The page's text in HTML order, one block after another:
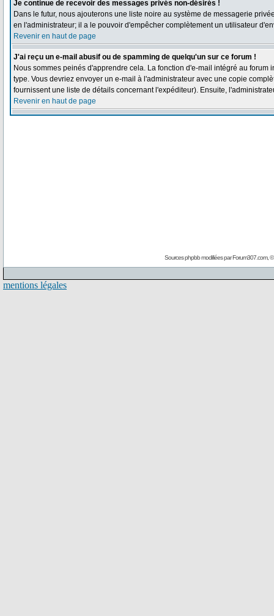
Je continue de recevoir des messages privés non-désirés !
Dans le futur, nous ajouterons une liste noire au système de messagerie
en l'administrateur; il a le pouvoir d'empêcher complètement un utilisateur
Revenir en haut de page
J'ai reçu un e-mail abusif ou de spamming de quelqu'un sur ce forum !
Nous sommes peinés d'apprendre cela. La fonction d'e-mail intégré au
type. Vous devriez envoyer un e-mail à l'administrateur avec une copie
fournissent une liste de détails concernant l'expéditeur). Ensuite,
Revenir en haut de page
Sources phpbb modifiées parForum307.com, ©
mentions légales